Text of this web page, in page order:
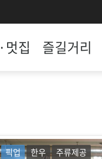
멋집 즐길거리
픽업 한우 주류제공